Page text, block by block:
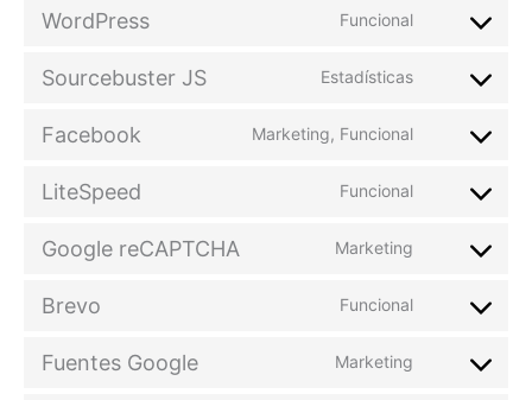
WordPress Funcional
Sourcebuster JS Estadísticas
Facebook Marketing, Funcional
LiteSpeed Funcional
Google reCAPTCHA Marketing
Brevo Funcional
Fuentes Google Marketing